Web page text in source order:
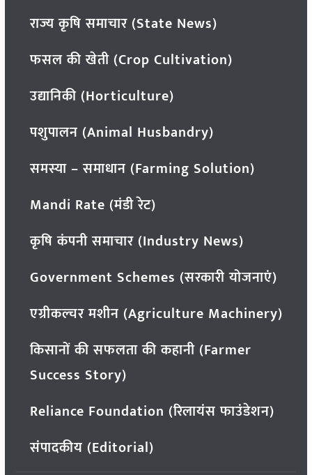
राज्य कृषि समाचार (State News)
फसल की खेती (Crop Cultivation)
उद्यानिकी (Horticulture)
पशुपालन (Animal Husbandry)
समस्या – समाधान (Farming Solution)
Mandi Rate (मंडी रेट)
कृषि कंपनी समाचार (Industry News)
Government Schemes (सरकारी योजनाएं)
एग्रीकल्चर मशीन (Agriculture Machinery)
किसानों की सफलता की कहानी (Farmer
Success Story)
Reliance Foundation (रिलायंस फाउंडेशन)
संपादकीय (Editorial)